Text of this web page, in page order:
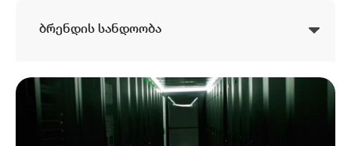
ბრენდის სანდოობა